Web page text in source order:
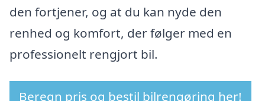
den fortjener, og at du kan nyde den
renhed og komfort, der følger med en
professionelt rengjort bil.
Beregn pris og bestil bilrengøring her!